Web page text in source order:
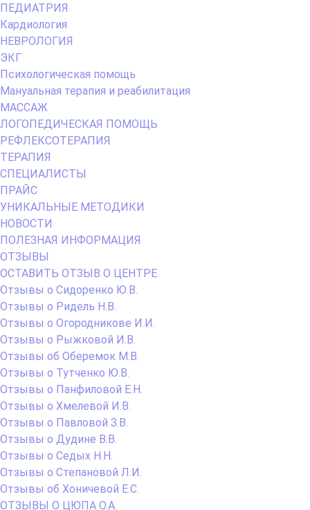
Menu
ПЕДИАТРИЯ
Кардиология
НЕВРОЛОГИЯ
ЭКГ
Психологическая помощь
Мануальная терапия и реабилитация
МАССАЖ
ЛОГОПЕДИЧЕСКАЯ ПОМОЩЬ
РЕФЛЕКСОТЕРАПИЯ
ТЕРАПИЯ
СПЕЦИАЛИСТЫ
ПРАЙС
УНИКАЛЬНЫЕ МЕТОДИКИ
НОВОСТИ
ПОЛЕЗНАЯ ИНФОРМАЦИЯ
ОТЗЫВЫ
ОСТАВИТЬ ОТЗЫВ О ЦЕНТРЕ
Отзывы о Сидоренко Ю.В.
Отзывы о Ридель Н.В.
Отзывы о Огородникове И.И.
Отзывы о Рыжковой И.В.
Отзывы об Оберемок М.В.
Отзывы о Тутченко Ю.В.
Отзывы о Панфиловой Е.Н.
Отзывы о Хмелевой И.В.
Отзывы о Павловой З.В.
Отзывы о Дудине В.В.
Отзывы о Седых Н.Н.
Отзывы о Степановой Л.И.
Отзывы об Хоничевой Е.С.
ОТЗЫВЫ О ЦЮПА О.А.